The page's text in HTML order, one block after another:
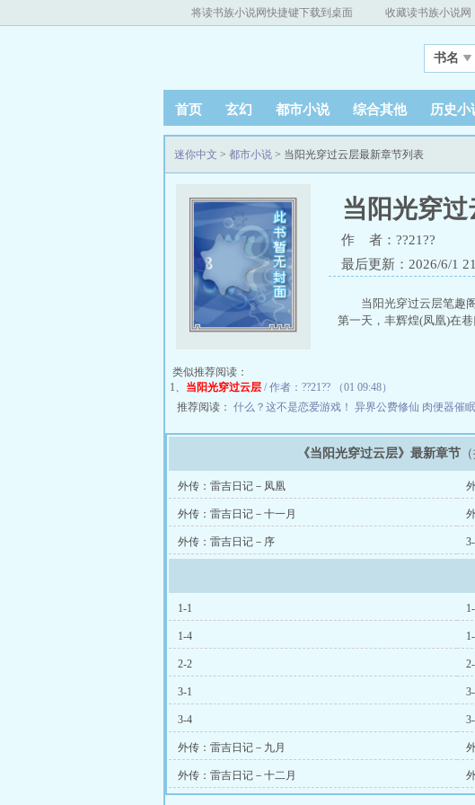
将读书族小说网快捷键下载到桌面 收藏读书族小说网
书名
首页 玄幻 都市小说 综合其他 历史小
迷你中文 > 都市小说 > 当阳光穿过云层最新章节列表
当阳光穿过
作 者：??21??
最后更新：2026/6/1
当阳光穿过云层笔趣
第一天，丰辉煌(凤凰)在
类似推荐阅读：
1、 当阳光穿过云层 / 作者：??21?? （01 09:48）
推荐阅读： 什么？这不是恋爱游戏！ 异界公费修仙 肉便器催
《当阳光穿过云层》最新章节
外传：雷吉日记－凤凰
外传：雷吉日记－十一月
外传：雷吉日记－序
1-1
1-4
2-2
3-1
3-4
外传：雷吉日记－九月
外传：雷吉日记－十二月